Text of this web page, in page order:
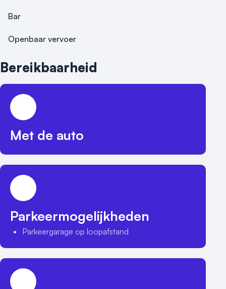
Bar
Openbaar vervoer
Bereikbaarheid
Met de auto
Parkeermogelijkheden
Parkeergarage op loopafstand